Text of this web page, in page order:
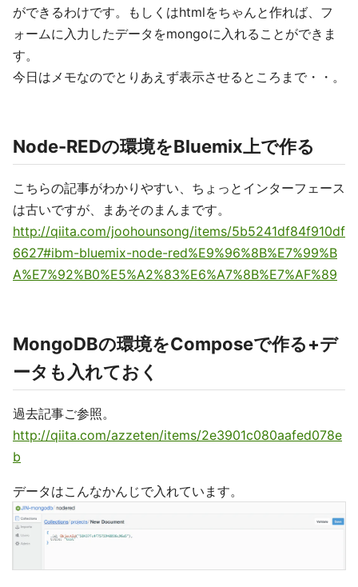
ができるわけです。もしくはhtmlをちゃんと作れば、フ
ォームに入力したデータをmongoに入れることができま
す。
今日はメモなのでとりあえず表示させるところまで・・。
Node-REDの環境をBluemix上で作る
こちらの記事がわかりやすい、ちょっとインターフェース
は古いですが、まあそのまんまです。
http://qiita.com/joohounsong/items/5b5241df84f910df
6627#ibm-bluemix-node-red%E9%96%8B%E7%99%B
A%E7%92%B0%E5%A2%83%E6%A7%8B%E7%AF%89
MongoDBの環境をComposeで作る+デ
ータも入れておく
過去記事ご参照。
http://qiita.com/azzeten/items/2e3901c080aafed078e
b
データはこんなかんじで入れています。